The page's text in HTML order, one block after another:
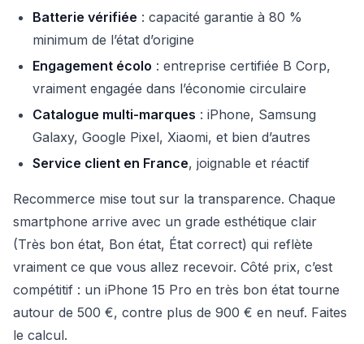
Batterie vérifiée : capacité garantie à 80 %
minimum de l’état d’origine
Engagement écolo : entreprise certifiée B Corp,
vraiment engagée dans l’économie circulaire
Catalogue multi-marques : iPhone, Samsung
Galaxy, Google Pixel, Xiaomi, et bien d’autres
Service client en France, joignable et réactif
Recommerce mise tout sur la transparence. Chaque
smartphone arrive avec un grade esthétique clair
(Très bon état, Bon état, État correct) qui reflète
vraiment ce que vous allez recevoir. Côté prix, c’est
compétitif : un iPhone 15 Pro en très bon état tourne
autour de 500 €, contre plus de 900 € en neuf. Faites
le calcul.